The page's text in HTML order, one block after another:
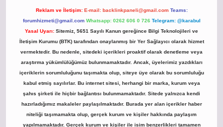
Reklam ve İletişim: E-mail: backlinkpaneli@gmail.com Teams:
forumhizmeti@gmail.com Whatsapp: 0262 606 0 726 Telegram: @karabul
Yasal Uyarı: Sitemiz, 5651 Sayılı Kanun gereğince Bilgi Teknolojileri ve
İletişim Kurumu (BTK) tarafından onaylanmış bir Yer Sağlayıcı olarak hizmet
vermektedir. Bu nedenle, sitedeki içerikleri proaktif olarak denetleme veya
araştırma yükümlülüğümüz bulunmamaktadır. Ancak, üyelerimiz yazdıkları
içeriklerin sorumluluğunu taşımakta olup, siteye üye olarak bu sorumluluğu
kabul etmiş sayılırlar. Bu internet sitesi, herhangi bir marka, kurum veya
şahıs şirketi ile hiçbir bağlantısı bulunmamaktadır. Sitede yalnızca kendi
hazırladığımız makaleler paylaşılmaktadır. Burada yer alan içerikler haber
niteliği taşımamakta olup, gerçek kurum ve kişiler hakkında paylaşım
yapılmamaktadır. Gerçek kurum ve kişiler ile isim benzerlikleri tamamen